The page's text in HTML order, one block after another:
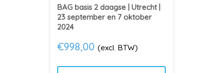
BAG basis 2 daagse | Utrecht |
23 september en 7 oktober
2024
€998,00 (excl. BTW)